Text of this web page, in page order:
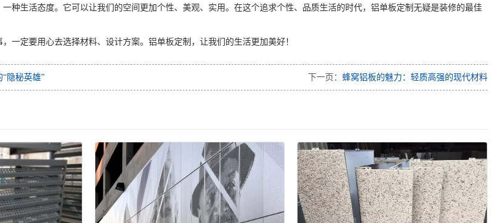
种生活态度。它可以让我们的空间更加个性、美观、实用。在这个追求个性、品质生活的时代，铝单板定制无疑是装修的最佳
一定要用心去选择材料、设计方案。铝单板定制，让我们的生活更加美好！
隐秘英雄” 下一页： 蜂窝铝板的魅力：轻质高强的现代材料